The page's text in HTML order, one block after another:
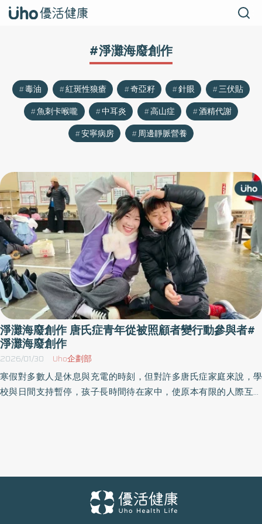
#淨灘海廢創作
毒油 紅斑性狼瘡 奇亞籽 針眼
三伏貼
魚刺卡喉嚨
中耳炎 高山症
酒精代謝
安寧病房
周邊靜脈營養
淨灘海廢創作 唐氏症青年從被照顧者變行動參與者#
淨灘海廢創作
2026/01/30 Uho企劃部
寒假對多數人是休息與充電的時刻，但對許多唐氏症家庭來說，學
校與日間支持暫停，孩子長時間待在家中，使原本有限的人際互動
遷、動手撿拾垃圾，到將海廢素材轉化為藝術創作，讓青年用屬於
自己的方式參與世界、說出想法。也象徵他們從「被照顧者」到